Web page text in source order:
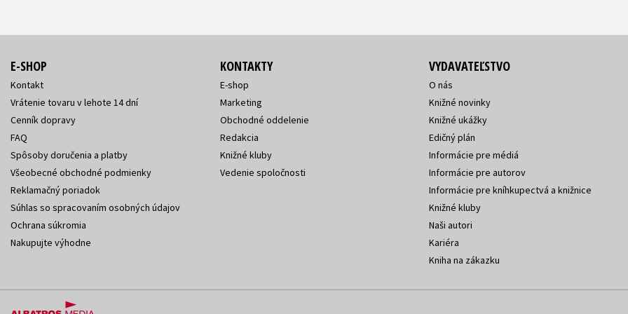
E-SHOP
Kontakt
Vrátenie tovaru v lehote 14 dní
Cenník dopravy
FAQ
Spôsoby doručenia a platby
Všeobecné obchodné podmienky
Reklamačný poriadok
Súhlas so spracovaním osobných údajov
Ochrana súkromia
Nakupujte výhodne
KONTAKTY
E-shop
Marketing
Obchodné oddelenie
Redakcia
Knižné kluby
Vedenie spoločnosti
VYDAVATEĽSTVO
O nás
Knižné novinky
Knižné ukážky
Edičný plán
Informácie pre médiá
Informácie pre autorov
Informácie pre kníhkupectvá a knižnice
Knižné kluby
Naši autori
Kariéra
Kniha na zákazku